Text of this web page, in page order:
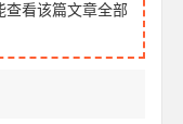
查看该篇文章全部